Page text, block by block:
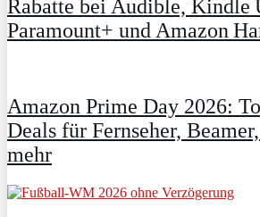
Rabatte bei Audible, Kindle
Paramount+ und Amazon
Amazon Prime Day 2026:
Deals für Fernseher,
mehr